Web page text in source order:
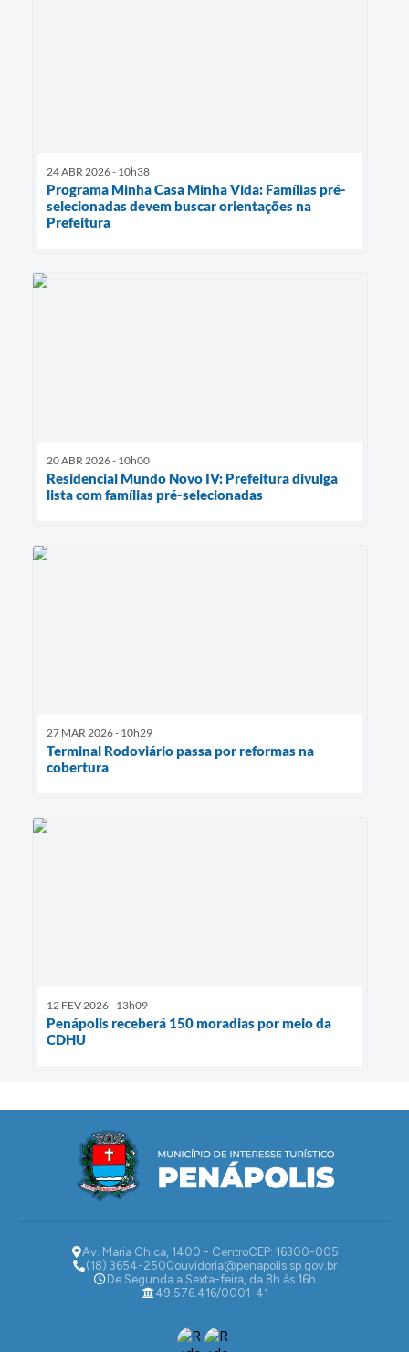
24 ABR 2026 - 10h38
Programa Minha Casa Minha Vida: Famílias pré-
selecionadas devem buscar orientações na
Prefeitura
20 ABR 2026 - 10h00
Residencial Mundo Novo IV: Prefeitura divulga
lista com famílias pré-selecionadas
27 MAR 2026 - 10h29
Terminal Rodoviário passa por reformas na
cobertura
12 FEV 2026 - 13h09
Penápolis receberá 150 moradias por meio da
CDHU
Av. Maria Chica, 1400 - CentroCEP: 16300-005
(18) 3654-2500ouvidoria@penapolis.sp.gov.br
De Segunda a Sexta-feira, da 8h às 16h
49.576.416/0001-41